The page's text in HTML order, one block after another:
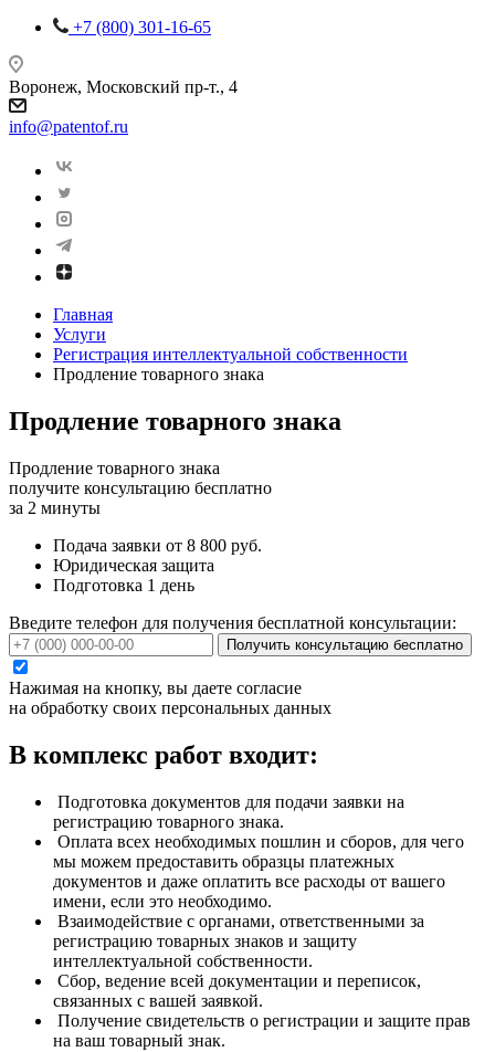
+7 (800) 301-16-65
Воронеж, Московский пр-т., 4
info@patentof.ru
Главная
Услуги
Регистрация интеллектуальной собственности
Продление товарного знака
Продление товарного знака
Продление товарного знака
получите консультацию бесплатно
за 2 минуты
Подача заявки от 8 800 руб.
Юридическая защита
Подготовка 1 день
Введите телефон для получения бесплатной консультации:
Получить консультацию бесплатно
Нажимая на кнопку, вы даете согласие
на обработку своих персональных данных
В комплекс работ входит:
Подготовка документов для подачи заявки на
регистрацию товарного знака.
Оплата всех необходимых пошлин и сборов, для чего
мы можем предоставить образцы платежных
документов и даже оплатить все расходы от вашего
имени, если это необходимо.
Взаимодействие с органами, ответственными за
регистрацию товарных знаков и защиту
интеллектуальной собственности.
Сбор, ведение всей документации и переписок,
связанных с вашей заявкой.
Получение свидетельств о регистрации и защите прав
на ваш товарный знак.